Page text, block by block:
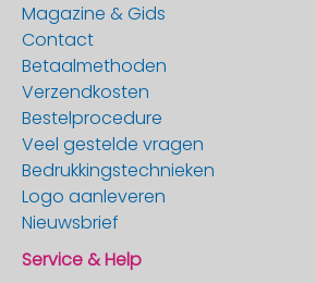
Magazine & Gids
Contact
Betaalmethoden
Verzendkosten
Bestelprocedure
Veel gestelde vragen
Bedrukkingstechnieken
Logo aanleveren
Nieuwsbrief
Service & Help